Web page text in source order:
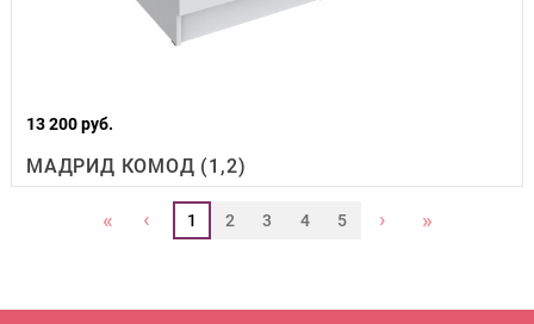
13 200 руб.
МАДРИД КОМОД (1,2)
« ‹ 1 2 3 4 5 › »